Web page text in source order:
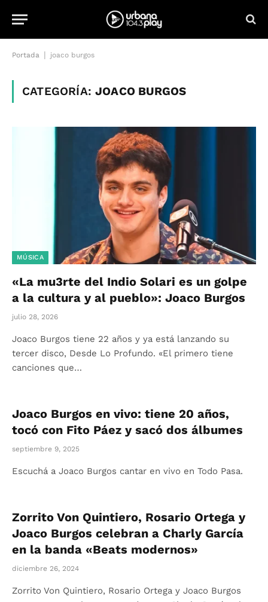
Portada joaco burgos
CATEGORÍA:JOACO BURGOS
MÚSICA
«La mu3rte del Indio Solari es un golpe
a la cultura y al pueblo»: Joaco Burgos
julio 28, 2026
Joaco Burgos tiene 22 años y ya está lanzando su
tercer disco, Desde Lo Profundo. «El primero tiene
canciones que…
Joaco Burgos en vivo: tiene 20 años,
tocó con Fito Páez y sacó dos álbumes
septiembre 9, 2025
Escuchá a Joaco Burgos cantar en vivo en Todo Pasa.
Zorrito Von Quintiero, Rosario Ortega y
Joaco Burgos celebran a Charly García
en la banda «Beats modernos»
diciembre 26, 2024
Zorrito Von Quintiero, Rosario Ortega y Joaco Burgos